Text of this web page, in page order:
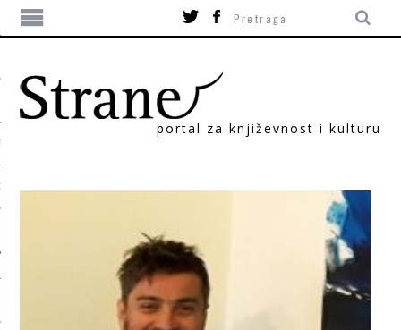
portal za književnost i kulturu